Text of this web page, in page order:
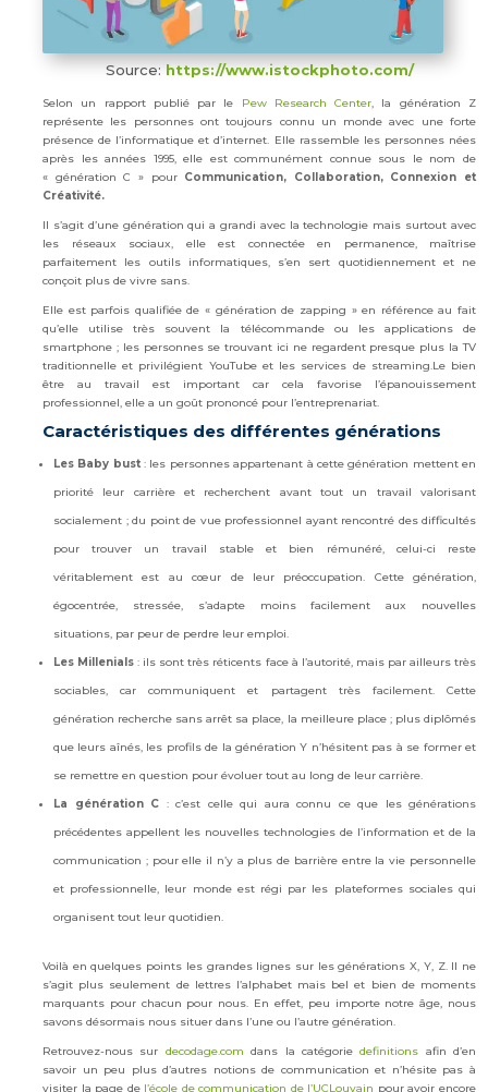
Source: https://www.istockphoto.com/
Selon un rapport publié par le Pew Research Center, la génération Z
représente les personnes ont toujours connu un monde avec une forte
présence de l’informatique et d’internet. Elle rassemble les personnes nées
après les années 1995, elle est communément connue sous le nom de
« génération C » pour Communication, Collaboration, Connexion et
Créativité.
Il s’agit d’une génération qui a grandi avec la technologie mais surtout avec
les réseaux sociaux, elle est connectée en permanence, maîtrise
parfaitement les outils informatiques, s’en sert quotidiennement et ne
conçoit plus de vivre sans.
Elle est parfois qualifiée de « génération de zapping » en référence au fait
qu’elle utilise très souvent la télécommande ou les applications de
smartphone ; les personnes se trouvant ici ne regardent presque plus la TV
traditionnelle et privilégient YouTube et les services de streaming.Le bien
être au travail est important car cela favorise l’épanouissement
professionnel, elle a un goût prononcé pour l’entreprenariat.
Caractéristiques des différentes générations
Les Baby bust: les personnes appartenant à cette génération mettent en
priorité leur carrière et recherchent avant tout un travail valorisant
socialement ; du point de vue professionnel ayant rencontré des difficultés
pour trouver un travail stable et bien rémunéré, celui-ci reste
véritablement est au cœur de leur préoccupation. Cette génération,
égocentrée, stressée, s’adapte moins facilement aux nouvelles
situations, par peur de perdre leur emploi.
Les Millenials : ils sont très réticents face à l’autorité, mais par ailleurs très
sociables, car communiquent et partagent très facilement. Cette
génération recherche sans arrêt sa place, la meilleure place ; plus diplômés
que leurs aînés, les profils de la génération Y n’hésitent pas à se former et
se remettre en question pour évoluer tout au long de leur carrière.
La génération C : c’est celle qui aura connu ce que les générations
précédentes appellent les nouvelles technologies de l’information et de la
communication ; pour elle il n’y a plus de barrière entre la vie personnelle
et professionnelle, leur monde est régi par les plateformes sociales qui
organisent tout leur quotidien.
Voilà en quelques points les grandes lignes sur les générations X, Y, Z. Il ne
s’agit plus seulement de lettres l’alphabet mais bel et bien de moments
marquants pour chacun pour nous. En effet, peu importe notre âge, nous
savons désormais nous situer dans l’une ou l’autre génération.
Retrouvez-nous sur decodage.com dans la catégoriedefinitions afin d’en
savoir un peu plus d’autres notions de communication et n’hésite pas à
visiter la page de l’école de communication de l’UCLouvain pour avoir encore